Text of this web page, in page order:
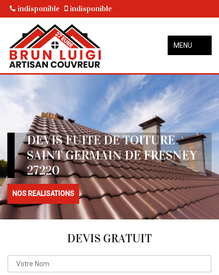
indisponible indisponible
MENU
DEVIS FUITE DE TOITURE
SAINT GERMAIN DE FRESNEY
27220
NOS REALISATIONS
DEVIS GRATUIT